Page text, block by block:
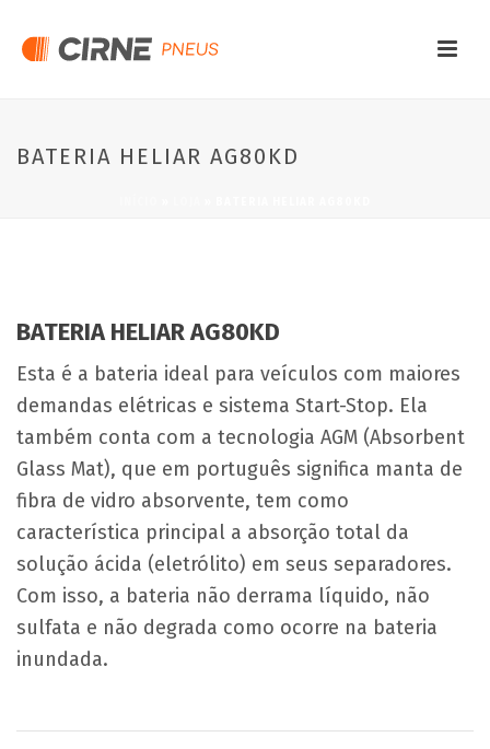
BATERIA HELIAR AG80KD
BATERIA HELIAR AG80KD
Esta é a bateria ideal para veículos com maiores
demandas elétricas e sistema Start-Stop. Ela
também conta com a tecnologia AGM (Absorbent
Glass Mat), que em português significa manta de
fibra de vidro absorvente, tem como
característica principal a absorção total da
solução ácida (eletrólito) em seus separadores.
Com isso, a bateria não derrama líquido, não
sulfata e não degrada como ocorre na bateria
inundada.